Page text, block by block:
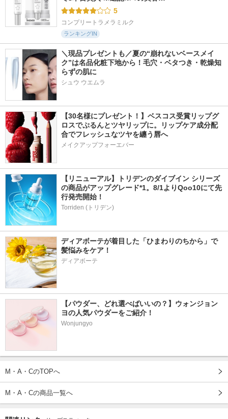
5
コンプリートラメラミルク
ランキングIN
＼現品プレゼントも／夏の“崩れないベースメイ
ク”は名品化粧下地から！毛穴・ベタつき・乾燥知
らずの肌に
シュウ ウエムラ
【30名様にプレゼント！】ベスコス受賞リップグ
ロスでぷるんとツヤリップに。リップケア成分配
合でフレッシュなツヤを纏う唇へ
メイクアップフォーエバー
【リニューアル】トリデンのダイブイン シリーズ
の商品がアップグレード*1。8/1よりQoo10にて先
行発売開始！
Torriden (トリデン)
ディアボーテが着目した「ひまわりのちから」で
髪悩みをケア！
ディアボーテ
【パウダー、どれ選べばいいの？】ウォンジョン
ヨの人気パウダーをご紹介！
Wonjungyo
M・A・CのTOPへ
M・A・Cの商品一覧へ